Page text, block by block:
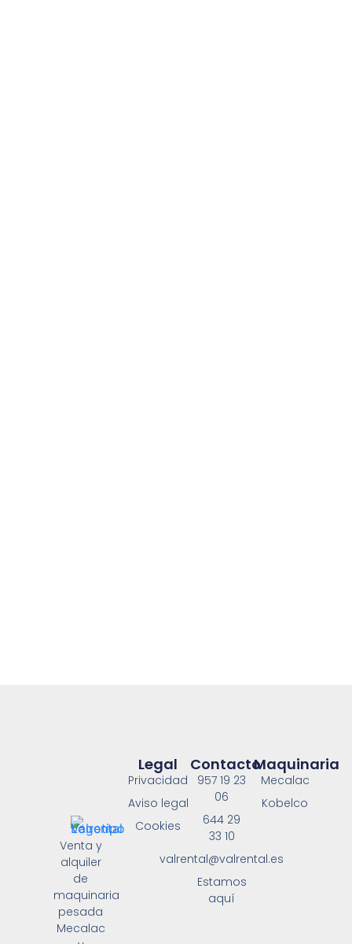
Venta y
alquiler
de
maquinaria
pesada
Mecalac
Contacto
957 19 23
06
644 29
33 10
valrental@valrental.es
Estamos
aquí
Legal
Privacidad
Aviso legal
Cookies
Maquinaria
Mecalac
Kobelco